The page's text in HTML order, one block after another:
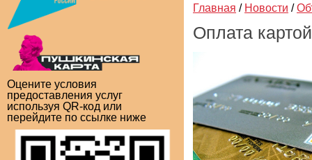
Оцените условия
предоставления услуг
используя QR-код или
перейдите по ссылке ниже
Главная / Новости /
Оплата картой